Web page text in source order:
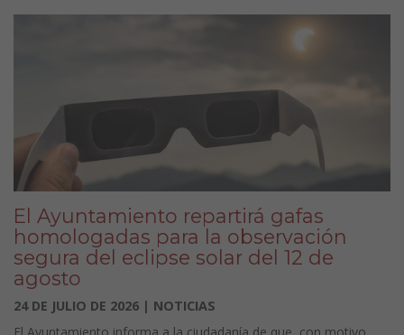
El Ayuntamiento repartirá gafas
homologadas para la observación
segura del eclipse solar del 12 de
agosto
24 DE JULIO DE 2026 | NOTICIAS